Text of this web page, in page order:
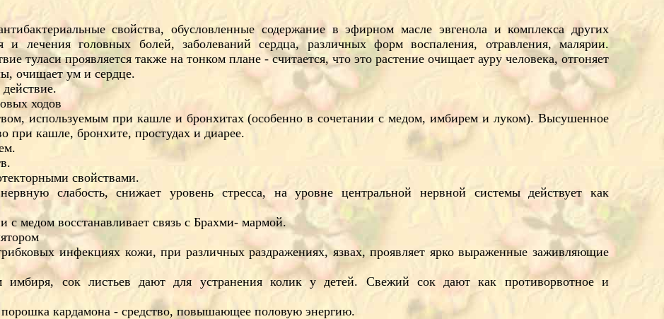
свойства, обусловленные содержание в эфирном масле эвгенола и комплекса других
и лечения головных болей, заболеваний сердца, различных форм воспаления, отравления, малярии.
туласи проявляется также на тонком плане - считается, что это растение очищает ауру человека, отгоняет
очищает ум и сердце.
ходов
используемым при кашле и бронхитах (особенно в сочетании с медом, имбирем и луком). Высушенное
при кашле, бронхите, простудах и диарее.
свойствами.
слабость, снижает уровень стресса, на уровне центральной нервной системы действует как
медом восстанавливает связь с Брахми- мармой.
инфекциях кожи, при различных раздражениях, язвах, проявляет ярко выраженные заживляющие
сок листьев дают для устранения колик у детей. Свежий сок дают как противорвотное и
кардамона - средство, повышающее половую энергию.